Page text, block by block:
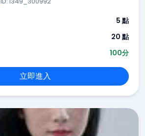
5 點
20 點
100分
立即進入